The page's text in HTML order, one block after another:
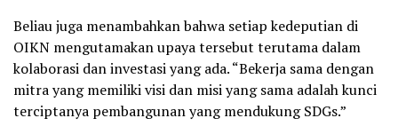
Beliau juga menambahkan bahwa setiap kedeputian di
OIKN mengutamakan upaya tersebut terutama dalam
kolaborasi dan investasi yang ada. “Bekerja sama dengan
mitra yang memiliki visi dan misi yang sama adalah kunci
terciptanya pembangunan yang mendukung SDGs.”